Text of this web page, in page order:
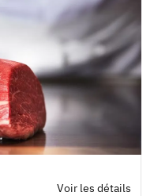
Voir les détails